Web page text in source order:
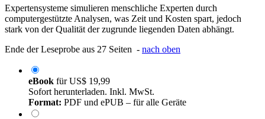
Expertensysteme simulieren menschliche Experten durch
computergestützte Analysen, was Zeit und Kosten spart, jedoch
stark von der Qualität der zugrunde liegenden Daten abhängt.
Ende der Leseprobe aus 27 Seiten - nach oben
eBook fürUS$ 19,99
Sofort herunterladen. Inkl. MwSt.
Format: PDF und ePUB – für alle Geräte